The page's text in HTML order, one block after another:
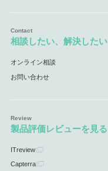
相談したい、解決したい
オンライン相談
お問い合わせ
製品評価レビューを見る
ITreview
Capterra